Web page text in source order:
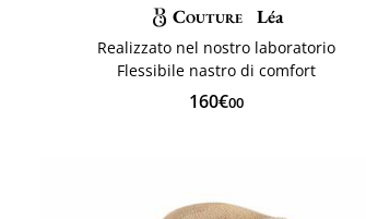
Couture Léa
Realizzato nel nostro laboratorio
Flessibile nastro di comfort
160€00